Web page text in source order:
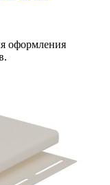
оформления